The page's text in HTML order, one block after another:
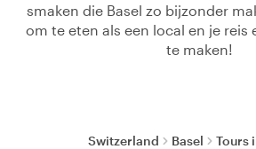
smaken die Basel zo bijzonder
om te eten als een local en je
te maken!
Switzerland Basel
Tours